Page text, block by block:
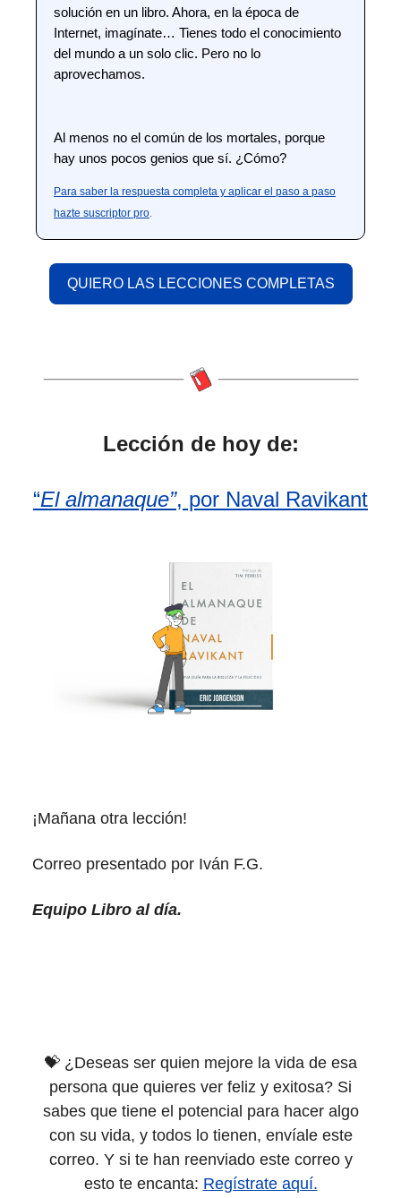
solución en un libro. Ahora, en la época de
Internet, imagínate… Tienes todo el conocimiento
del mundo a un solo clic. Pero no lo
aprovechamos.
Al menos no el común de los mortales, porque
hay unos pocos genios que sí. ¿Cómo?
Para saber la respuesta completa y aplicar el paso a paso
hazte suscriptor pro
QUIERO LAS LECCIONES COMPLETAS
Lección de hoy de:
“El almanaque”, por Naval Ravikant
¡Mañana otra lección!
Correo presentado por Iván F.G.
Equipo Libro al día.
💝 ¿Deseas ser quien mejore la vida de esa
persona que quieres ver feliz y exitosa? Si
sabes que tiene el potencial para hacer algo
con su vida, y todos lo tienen, envíale este
correo. Y si te han reenviado este correo y
esto te encanta: Regístrate aquí.